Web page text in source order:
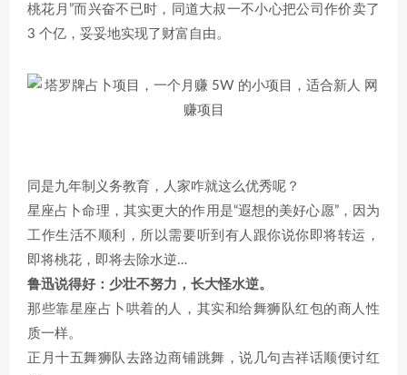
桃花月”而兴奋不已时，同道大叔一不小心把公司作价卖了
3 个亿，妥妥地实现了财富自由。
同是九年制义务教育，人家咋就这么优秀呢？
星座占卜命理，其实更大的作用是“遐想的美好心愿”，因为
工作生活不顺利，所以需要听到有人跟你说你即将转运，
即将桃花，即将去除水逆…
鲁迅说得好：少壮不努力，长大怪水逆。
那些靠星座占卜哄着的人，其实和给舞狮队红包的商人性
质一样。
正月十五舞狮队去路边商铺跳舞，说几句吉祥话顺便讨红